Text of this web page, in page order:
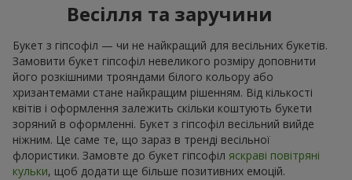
Весілля та заручини
Букет з гіпсофіл — чи не найкращий для весільних букетів.
Замовити букет гіпсофіл невеликого розміру доповнити
його розкішними трояндами білого кольору або
хризантемами стане найкращим рішенням. Від кількості
квітів і оформлення залежить скільки коштують букети
зоряний в оформленні. Букет з гіпсофіл весільний вийде
ніжним. Це саме те, що зараз в тренді весільної
флористики. Замовте до букет гіпсофіл яскраві повітряні
кульки, щоб додати ще більше позитивних емоцій.